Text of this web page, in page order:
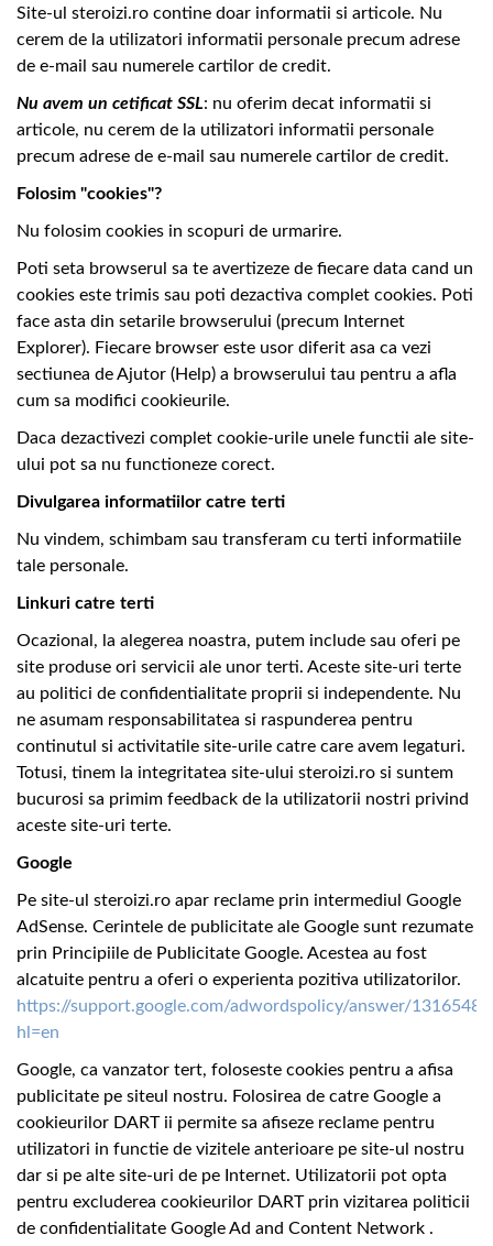
Site-ul steroizi.ro contine doar informatii si articole. Nu
cerem de la utilizatori informatii personale precum adrese
de e-mail sau numerele cartilor de credit.
Nu avem un cetificat SSL: nu oferim decat informatii si
articole, nu cerem de la utilizatori informatii personale
precum adrese de e-mail sau numerele cartilor de credit.
Folosim "cookies"?
Nu folosim cookies in scopuri de urmarire.
Poti seta browserul sa te avertizeze de fiecare data cand un
cookies este trimis sau poti dezactiva complet cookies. Poti
face asta din setarile browserului (precum Internet
Explorer). Fiecare browser este usor diferit asa ca vezi
sectiunea de Ajutor (Help) a browserului tau pentru a afla
cum sa modifici cookieurile.
Daca dezactivezi complet cookie-urile unele functii ale site-
ului pot sa nu functioneze corect.
Divulgarea informatiilor catre terti
Nu vindem, schimbam sau transferam cu terti informatiile
tale personale.
Linkuri catre terti
Ocazional, la alegerea noastra, putem include sau oferi pe
site produse ori servicii ale unor terti. Aceste site-uri terte
au politici de confidentialitate proprii si independente. Nu
ne asumam responsabilitatea si raspunderea pentru
continutul si activitatile site-urile catre care avem legaturi.
Totusi, tinem la integritatea site-ului steroizi.ro si suntem
bucurosi sa primim feedback de la utilizatorii nostri privind
aceste site-uri terte.
Google
Pe site-ul steroizi.ro apar reclame prin intermediul Google
AdSense. Cerintele de publicitate ale Google sunt rezumate
prin Principiile de Publicitate Google. Acestea au fost
alcatuite pentru a oferi o experienta pozitiva utilizatorilor.
https://support.google.com/adwordspolicy/answer/1316548?
hl=en
Google, ca vanzator tert, foloseste cookies pentru a afisa
publicitate pe siteul nostru. Folosirea de catre Google a
cookieurilor DART ii permite sa afiseze reclame pentru
utilizatori in functie de vizitele anterioare pe site-ul nostru
dar si pe alte site-uri de pe Internet. Utilizatorii pot opta
pentru excluderea cookieurilor DART prin vizitarea politicii
de confidentialitate Google Ad and Content Network .